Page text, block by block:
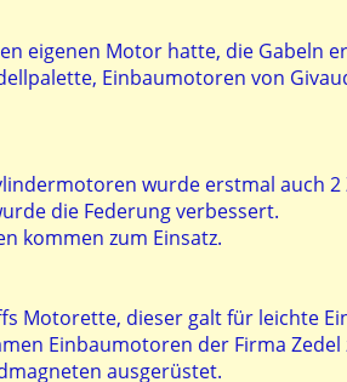
eigenen Motor hatte, die
Einbaumotoren von
wurde erstmal auch
die Federung verbessert.
kommen zum Einsatz.
Motorette, dieser galt für leichte
Einbaumotoren der Firma
ausgerüstet.